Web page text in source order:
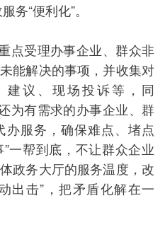
务“便利化”。
受理办事企业、群众非
能解决的事项，并收集对
议、现场投诉等，同
为有需求的办事企业、群
服务，确保难点、堵点
”一帮到底，不让群众企业
政务大厅的服务温度，改
出击”，把矛盾化解在一